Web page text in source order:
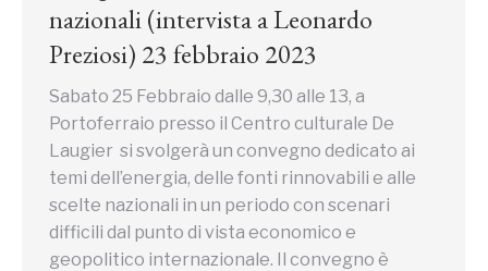
nazionali (intervista a Leonardo
Preziosi) 23 febbraio 2023
Sabato 25 Febbraio dalle 9,30 alle 13, a
Portoferraio presso il Centro culturale De
Laugier si svolgerà un convegno dedicato ai
temi dell’energia, delle fonti rinnovabili e alle
scelte nazionali in un periodo con scenari
difficili dal punto di vista economico e
geopolitico internazionale. Il convegno è